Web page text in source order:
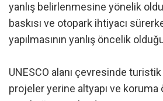
yanlış belirlenmesine yönelik
baskısı ve otopark ihtiyacı
yapılmasının yanlış öncelik
UNESCO alanı çevresinde
projeler yerine altyapı ve koruma